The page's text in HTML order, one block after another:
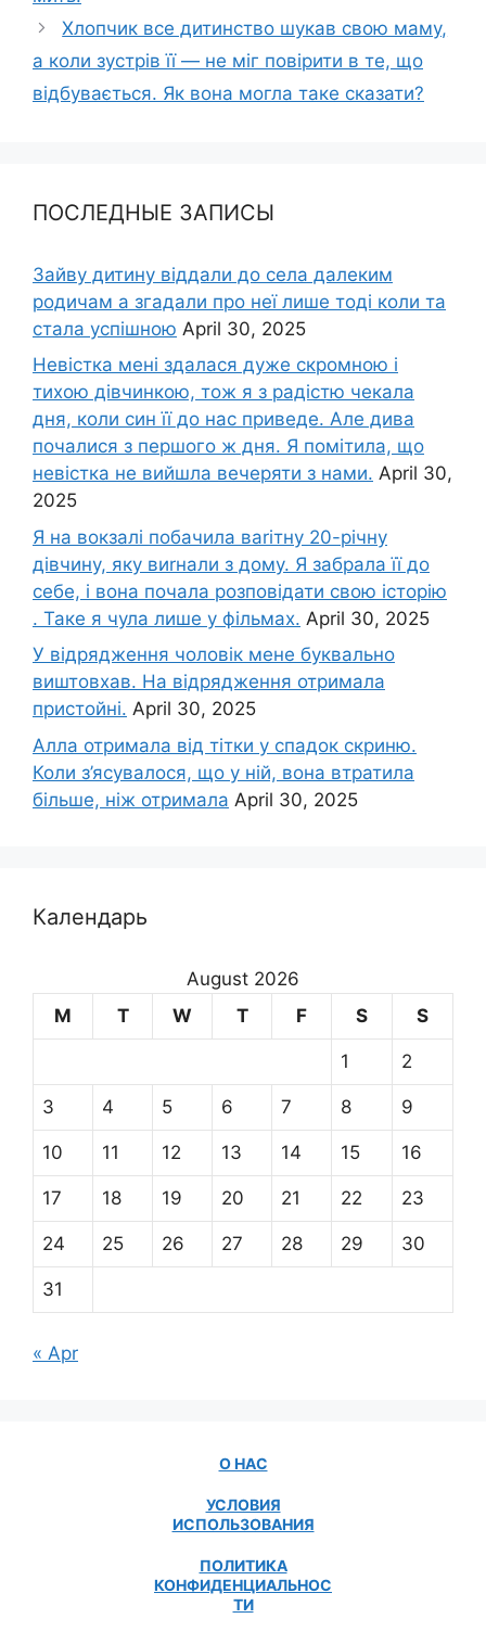
Хлопчик все дитинство шукав свою маму,
а коли зустрів її — не міг повірити в те, що
відбувається. Як вона могла таке сказати?
ПОСЛЕДНЫЕ ЗАПИСЫ
Зайву дитину віддали до села далеким
родичам а згадали про неї лише тоді коли та
стала успішною April 30, 2025
Невістка мені здалася дуже скромною і
тихою дівчинкою, тож я з радістю чекала
дня, коли син її до нас приведе. Але дива
почалися з першого ж дня. Я помітила, що
невістка не вийшла вечеряти з нами. April 30,
2025
Я на вокзалі побачила ваrітну 20-річну
дівчину, яку виrнали з дому. Я забрала її до
себе, і вона почала розповідати свою історію
. Таке я чула лише у фільмах. April 30, 2025
У відрядження чоловік мене буквально
виштовхав. На відрядження отримала
пристойні. April 30, 2025
Алла отримала від тітки у спадок скриню.
Коли з’ясувалося, що у ній, вона втратила
більше, ніж отримала April 30, 2025
Календарь
August 2026
M
T W T F S S
1 2
3 4 5 6 7 8 9
10 11 12 13 14 15 16
17 18 19 20 21 22 23
24 25 26 27 28 29 30
31
« Apr
О НАС
УСЛОВИЯ
ИСПОЛЬЗОВАНИЯ
ПОЛИТИКА
КОНФИДЕНЦИАЛЬНОС
ТИ